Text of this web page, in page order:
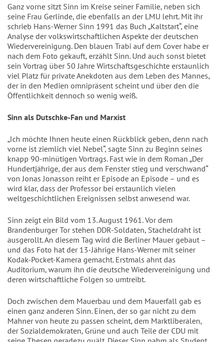
Ganz vorne sitzt Sinn im Kreise seiner Familie, neben sich
seine Frau Gerlinde, die ebenfalls an der LMU lehrt. Mit ihr
schrieb Hans-Werner Sinn 1991 das Buch „Kaltstart“, eine
Analyse der volkswirtschaftlichen Aspekte der deutschen
Wiedervereinigung. Den blauen Trabi auf dem Cover habe er
nach dem Foto gekauft, erzählt Sinn. Und auch sonst bietet
sein Vortrag über 50 Jahre Wirtschaftsgeschichte erstaunlich
viel Platz für private Anekdoten aus dem Leben des Mannes,
der in den Medien omnipräsent scheint und über den die
Öffentlichkeit dennoch so wenig weiß.
Sinn als Dutschke-Fan und Marxist
„Ich möchte Ihnen heute einen Rückblick geben, denn nach
vorne ist ziemlich viel Nebel“, sagte Sinn zu Beginn seines
knapp 90-minütigen Vortrags. Fast wie in dem Roman „Der
Hundertjährige, der aus dem Fenster stieg und verschwand“
von Jonas Jonasson reiht er Episode an Episode – und es
wird klar, dass der Professor bei erstaunlich vielen
weltgeschichtlichen Ereignissen selbst anwesend war.
Sinn zeigt ein Bild vom 13. August 1961. Vor dem
Brandenburger Tor stehen DDR-Soldaten, Stacheldraht ist
ausgerollt. An diesem Tag wird die Berliner Mauer gebaut –
und das Foto hat der 13-Jährige Hans-Werner mit seiner
Kodak-Pocket-Kamera gemacht. Erstmals ahnt das
Auditorium, warum ihn die deutsche Wiedervereinigung und
deren wirtschaftliche Folgen so umtreibt.
Doch zwischen dem Mauerbau und dem Mauerfall gab es
einen ganz anderen Sinn. Einen, der so gar nicht zu dem
Mahner von heute zu passen scheint, dem Marktliberalen,
der Sozialdemokraten, Grüne und auch Teile der CDU mit